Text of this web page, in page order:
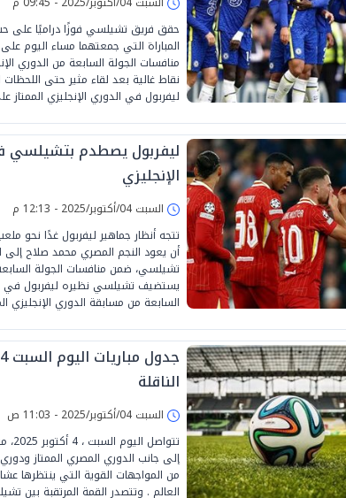
المباراة التي جمعتهما مساء اليوم
منافسات الجولة السابعة من الدوري
نقاط غالية بعد لقاء مثير حتى
ليفربول في الدوري الإنجليزي الممتاز
ليفربول يصطدم بتشيلسي
الإنجليزي
السبت 04/أكتوبر/2025 - 12:13 م
تتجه أنظار جماهير ليفربول غدًا نحو
أن يعود النجم المصري محمد صلاح
تشيلسي، ضمن منافسات الجولة السابعة
يستضيف تشيلسي نظيره ليفربول في
السابعة من مسابقة الدوري الإنجليزي
الناقلة
السبت 04/أكتوبر/2025 - 11:03 ص
إلى جانب الدوري المصري الممتاز
من المواجهات القوية التي ينتظرها
العالم . وتتصدر القمة المرتقبة بين